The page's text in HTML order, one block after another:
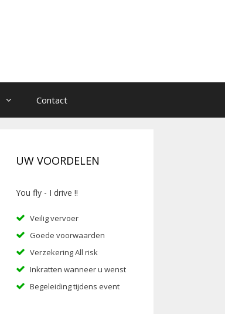
Contact
UW VOORDELEN
You fly - I drive !!
Veilig vervoer
Goede voorwaarden
Verzekering All risk
Inkratten wanneer u wenst
Begeleiding tijdens event